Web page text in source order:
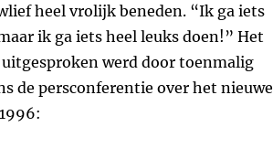
heel vrolijk beneden. “Ik ga iets
ik ga iets heel leuks doen!” Het
werd door toenmalig
de persconferentie over het nieuwe